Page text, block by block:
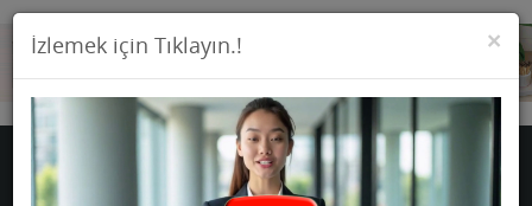
×
İzlemek için Tıklayın.!